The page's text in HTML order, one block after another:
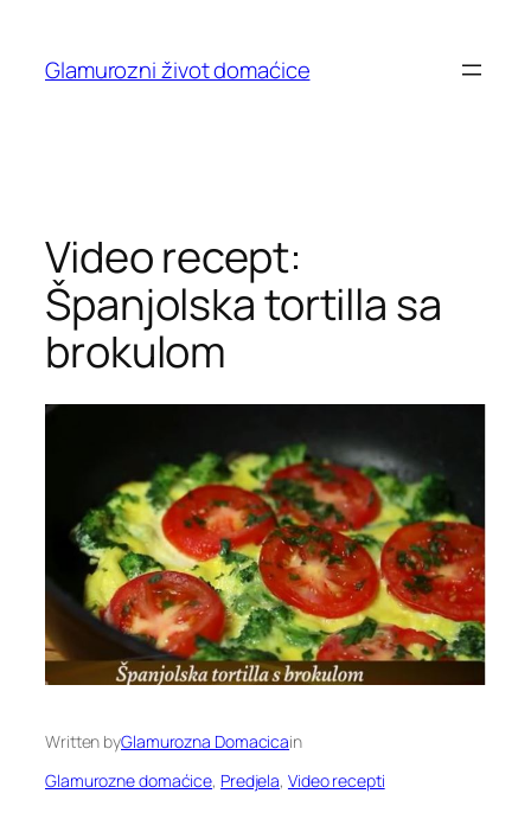
content
Glamurozni život domaćice
Video recept:
Španjolska tortilla sa
brokulom
Written byGlamurozna Domacicain
Glamurozne domaćice, Predjela, Video recepti